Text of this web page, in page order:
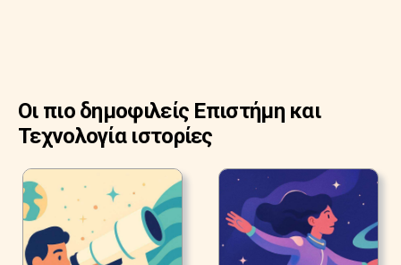
Οι πιο δημοφιλείς Επιστήμη και
Τεχνολογία ιστορίες